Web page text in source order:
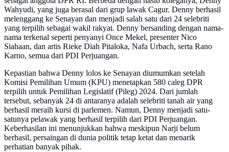
Wahyudi, yang juga berasal dari grup lawak Cagur. Denny berhasil
melenggang ke Senayan dan menjadi salah satu dari 24 selebriti
yang terpilih sebagai wakil rakyat. Denny bersanding dengan nama-
nama terkenal seperti penyanyi Once Mekel, presenter Nico
Siahaan, dan artis Rieke Diah Pitaloka, Nafa Urbach, serta Rano
Karno, semua dari PDI Perjuangan.
Kepastian bahwa Denny lolos ke Senayan diumumkan setelah
Komisi Pemilihan Umum (KPU) menetapkan 580 caleg DPR
terpilih untuk Pemilihan Legislatif (Pileg) 2024. Dari jumlah
tersebut, sebanyak 24 di antaranya adalah selebriti tanah air yang
berhasil meraih kursi di parlemen. Namun, Denny menjadi satu-
satunya pelawak yang berhasil terpilih dari PDI Perjuangan.
Keberhasilan ini menunjukkan bahwa meskipun Narji belum
berhasil, persaingan di dunia politik tetap ketat dan menarik
perhatian banyak pihak.